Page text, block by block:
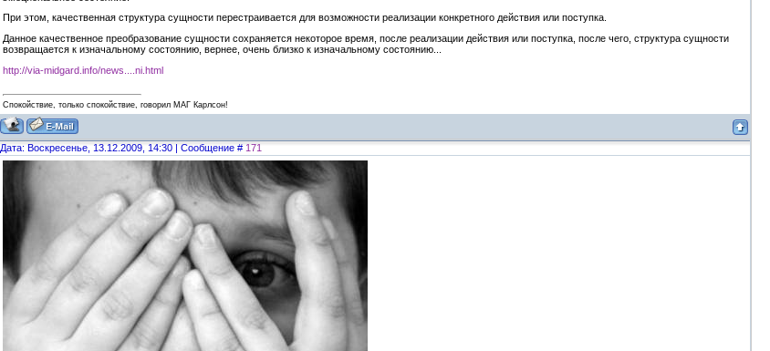
При этом, качественная структура сущности перестраивается для возможности реализации конкретного действия или поступка.
Данное качественное преобразование сущности сохраняется некоторое время, после реализации действия или поступка, после чего, структура сущности
возвращается к изначальному состоянию, вернее, очень близко к изначальному состоянию...
http://via-midgard.info/news....ni.html
Спокойствие, только спокойствие, говорил МАГ Карлсон!
Дата: Воскресенье, 13.12.2009, 14:30 | Сообщение # 171